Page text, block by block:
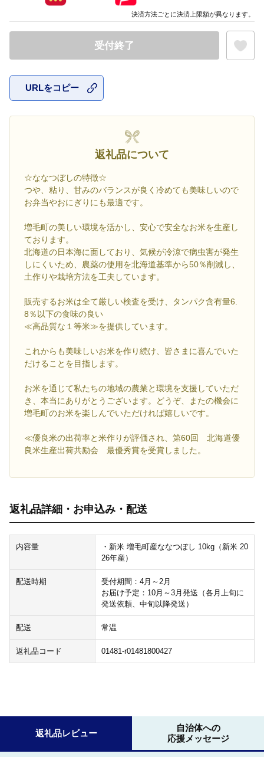
受付終了
URLをコピー
返礼品について
☆ななつぼしの特徴☆
つや、粘り、甘みのバランスが良く冷めても美味しいので
お弁当やおにぎりにも最適です。
増毛町の美しい環境を活かし、安心で安全なお米を生産し
ております。
北海道の日本海に面しており、気候が冷涼で病虫害が発生
しにくいため、農薬の使用を北海道基準から50％削減し、
土作りや栽培方法を工夫しています。
販売するお米は全て厳しい検査を受け、タンパク含有量6.
8％以下の食味の良い
≪高品質な１等米≫を提供しています。
これからも美味しいお米を作り続け、皆さまに喜んでいた
だけることを目指します。
お米を通じて私たちの地域の農業と環境を支援していただ
き、本当にありがとうございます。どうぞ、またの機会に
増毛町のお米を楽しんでいただければ嬉しいです。
≪優良米の出荷率と米作りが評価され、第60回 北海道優
良米生産出荷共励会 最優秀賞を受賞しました。
返礼品詳細・お申込み・配送
内容量
・新米 増毛町産ななつぼし 10kg（新米 20
26年産）
配送時期
受付期間：4月～2月
お届け予定：10月～3月発送（各月上旬に
発送依頼、中旬以降発送）
配送 常温
返礼品コード 01481-r01481800427
決済方法ごとに決済上限額が異なります。
返礼品レビュー
自治体への
応援メッセージ